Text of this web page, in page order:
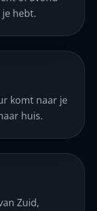
hebt.
komt naar je
huis.
Zuid,